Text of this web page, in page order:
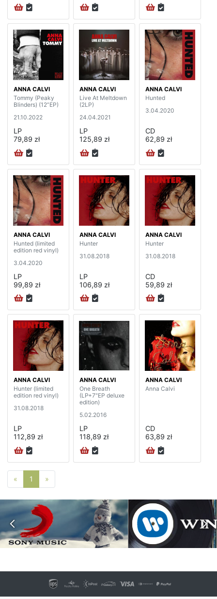
ANNA CALVI
Tommy (Peaky
Blinders) (12”EP)
21.10.2022
LP
79,89 zł
ANNA CALVI
Live At Meltdown
(2LP)
24.04.2021
LP
125,89 zł
ANNA CALVI
Hunted
3.04.2020
CD
62,89 zł
ANNA CALVI
Hunted (limited
edition red vinyl)
3.04.2020
LP
99,89 zł
ANNA CALVI
Hunter
31.08.2018
LP
106,89 zł
ANNA CALVI
Hunter
31.08.2018
CD
59,89 zł
ANNA CALVI
Hunter (limited
edition red vinyl)
31.08.2018
LP
112,89 zł
ANNA CALVI
One Breath
(LP+7"EP deluxe
edition)
5.02.2016
LP
118,89 zł
ANNA CALVI
Anna Calvi
CD
63,89 zł
« Poprzednia strona
1 »